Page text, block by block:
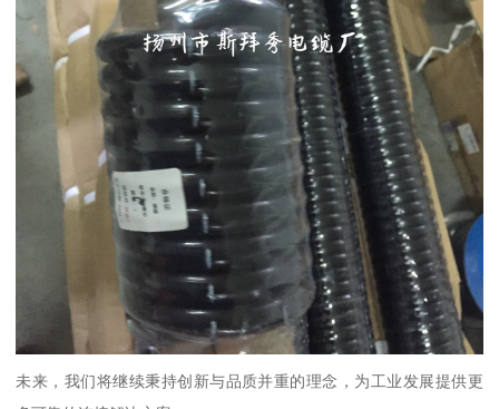
未来，我们将继续秉持创新与品质并重的理念，为工业发展提供更